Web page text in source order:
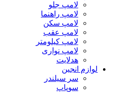
لامپ جلو
لامپ راهنما
لامپ سکن
لامپ عقب
لامپ کیلومتر
لامپ نواری
هدلایت
لوازم انجین
سر سیلندر
سوپاپ